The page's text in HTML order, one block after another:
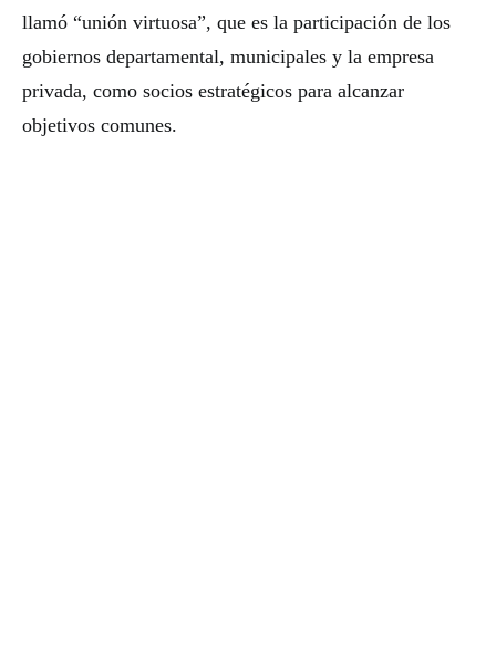
llamó “unión virtuosa”, que es la participación de los
gobiernos departamental, municipales y la empresa
privada, como socios estratégicos para alcanzar
objetivos comunes.